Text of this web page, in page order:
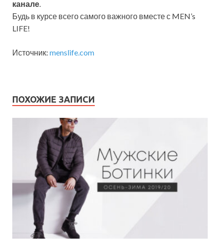
канале.
Будь в курсе всего самого важного вместе с MEN’s
LIFE!
Источник: menslife.com
ПОХОЖИЕ ЗАПИСИ